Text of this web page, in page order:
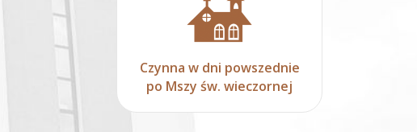
Czynna w dni powszednie
po Mszy św. wieczornej